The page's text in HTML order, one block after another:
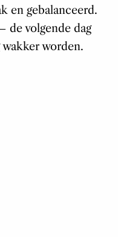
en gebalanceerd.
de volgende dag
worden.